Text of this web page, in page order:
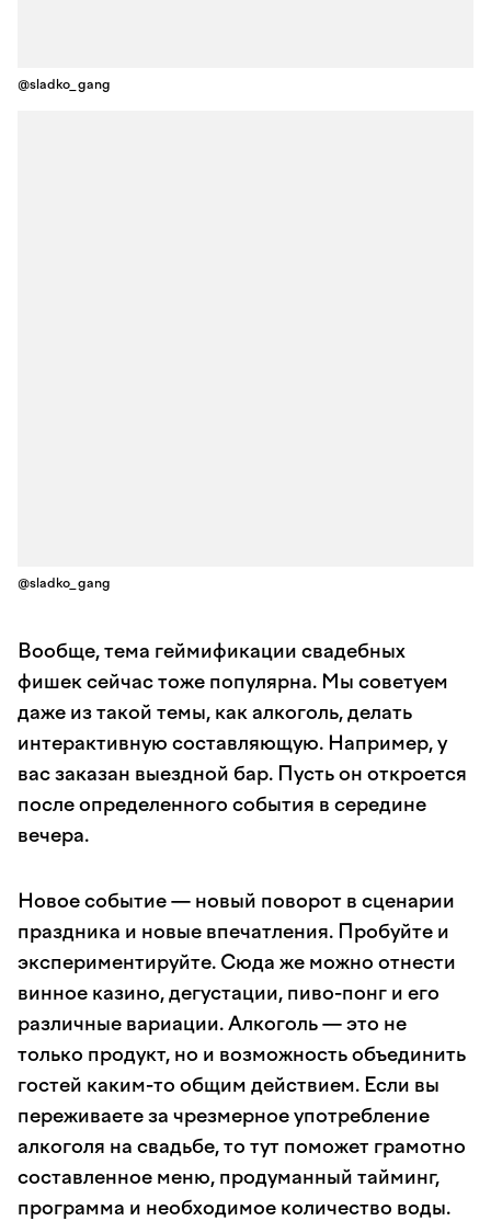
@sladko_gang
@sladko_gang
Вообще, тема геймификации свадебных
фишек сейчас тоже популярна. Мы советуем
даже из такой темы, как алкоголь, делать
интерактивную составляющую. Например, у
вас заказан выездной бар. Пусть он откроется
после определенного события в середине
вечера.
Новое событие — новый поворот в сценарии
праздника и новые впечатления. Пробуйте и
экспериментируйте. Сюда же можно отнести
винное казино, дегустации, пиво-понг и его
различные вариации. Алкоголь — это не
только продукт, но и возможность объединить
гостей каким-то общим действием. Если вы
переживаете за чрезмерное употребление
алкоголя на свадьбе, то тут поможет грамотно
составленное меню, продуманный тайминг,
программа и необходимое количество воды.